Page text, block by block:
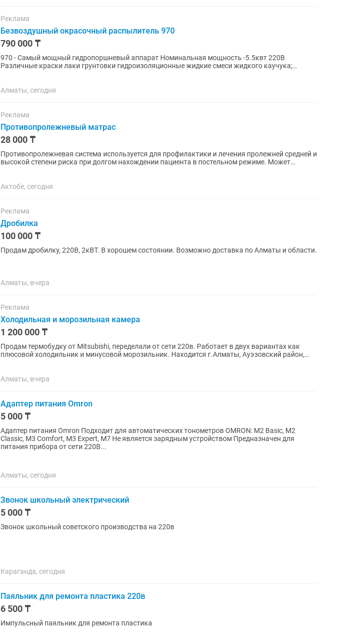
Реклама
Безвоздушный окрасочный распылитель 970
790 000 ₸
970 - Самый мощный гидропоршневый аппарат Номинальная мощность -5.5квт 220В
Различные краски лаки грунтовки гидроизоляционные жидкие смеси жидкого каучука;
Алматы, сегодня
Реклама
Противопролежневый матрас
28 000 ₸
Противопролежневая система используется для профилактики и лечения пролежней средней и
высокой степени риска при долгом нахождении пациента в постельном режиме. Может
Актобе, сегодня
Реклама
Дробилка
100 000 ₸
Продам дробилку, 220В, 2кВТ. В хорошем состоянии. Возможно доставка по Алматы и области.
Алматы, вчера
Реклама
Холодильная и морозильная камера
1 200 000 ₸
Продам термобудку от Mitsubishi, переделали от сети 220в. Работает в двух вариантах как
плюсовой холодильник и минусовой морозильник. Находится г.Алматы, Ауэзовский район,
Алматы, вчера
Адаптер питания Omron
5 000 ₸
Адаптер питания Omron Подходит для автоматических тонометров OMRON: M2 Basic, M2
Classic, M3 Comfort, M3 Expert, M7 Не является зарядным устройством Предназначен для
питания прибора от сети 220В...
Алматы, сегодня
Звонок школьный электрический
5 000 ₸
Звонок школьный советского производства на 220в
Караганда, сегодня
Паяльник для ремонта пластика 220в
6 500 ₸
Импульсный паяльник для ремонта пластика